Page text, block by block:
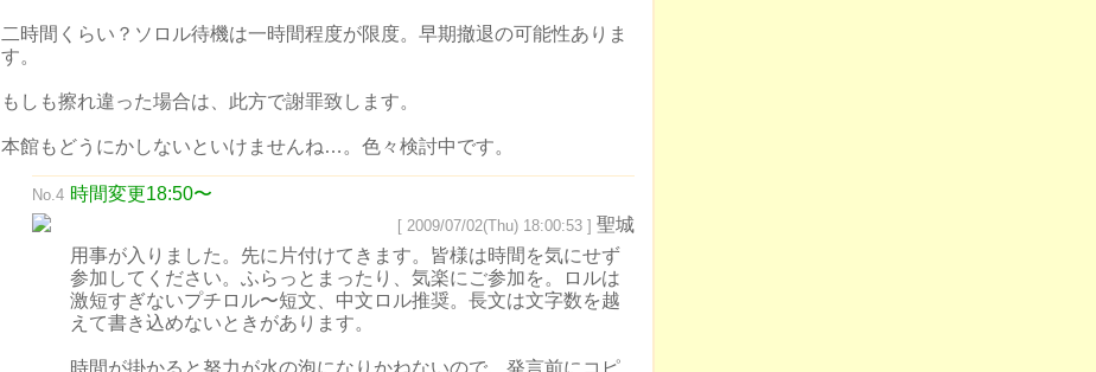
二時間くらい？ソロル待機は一時間程度が限度。早期撤退の可能性ありま
す。
もしも擦れ違った場合は、此方で謝罪致します。
本館もどうにかしないといけませんね…。色々検討中です。
No.4 時間変更18:50〜
[ 2009/07/02(Thu) 18:00:53 ] 聖城
用事が入りました。先に片付けてきます。皆様は時間を気にせず
参加してください。ふらっとまったり、気楽にご参加を。ロルは
激短すぎないプチロル〜短文、中文ロル推奨。長文は文字数を越
えて書き込めないときがあります。
時間が掛かると努力が水の泡になりかねないので、発言前にコピ